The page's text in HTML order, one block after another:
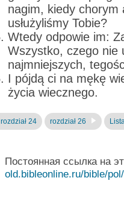
nagim, kiedy chorym
usłużyliśmy Tobie?
Wtedy odpowie im:
Wszystko, czego nie
najmniejszych,
I pójdą ci na mękę
życia wiecznego.
rozdział 24 rozdział 26
Постоянная ссылка на
old.bibleonline.ru/bible/